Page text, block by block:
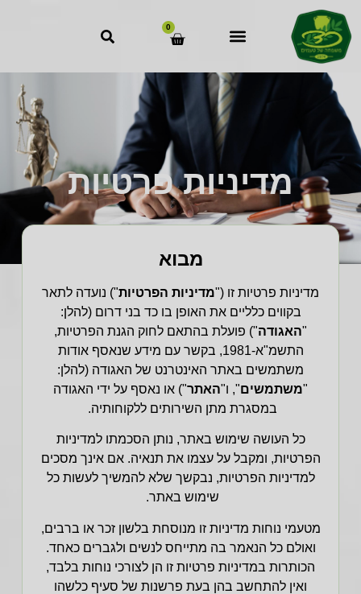
לתוכן
0
מדיניות פרטיות
מבוא
מדיניות פרטיות זו ("מדיניות הפרטיות") נועדה לתאר
בקווים כלליים את האופן בוכד בני דרום (להלן:
"האגודה") פועלת בהתאם לחוק הגנת הפרטיות,
התשמ"א-1981, בקשר עם מידע שנאסף אודות
משתמשים באתר האינטרנט של האגודה (להלן:
"משתמשים", ו"האתר") או נאסף על ידי האגודה
במסגרת מתן השירותים ללקוחותיה.
כל העושה שימוש באתר, נותן הסכמתו למדיניות
הפרטיות, ומקבל על עצמו את תנאיה. אם אינך מסכים
למדיניות הפרטיות, נבקשך שלא להמשיך לעשות כל
שימוש באתר.
מטעמי נוחות מדיניות זו מנוסחת בלשון זכר או ברבים,
ואולם כל הנאמר בה מתייחס לנשים ולגברים כאחד.
הכותרות במדיניות פרטיות זו הן לצורכי נוחות בלבד,
ואין להתחשב בהן בעת פרשנות של סעיף כלשהו